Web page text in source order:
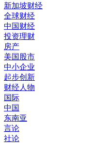
新加坡财经
全球财经
中国财经
投资理财
房产
美国股市
中小企业
起步创新
财经人物
国际
中国
东南亚
言论
社论